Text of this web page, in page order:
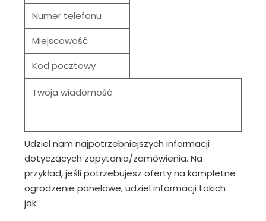
Udziel nam najpotrzebniejszych informacji
dotyczących zapytania/zamówienia. Na
przykład, jeśli potrzebujesz oferty na kompletne
ogrodzenie panelowe, udziel informacji takich
jak: